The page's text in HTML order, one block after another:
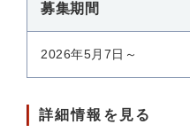
募集期間
2026年5月7日～
詳細情報を見る